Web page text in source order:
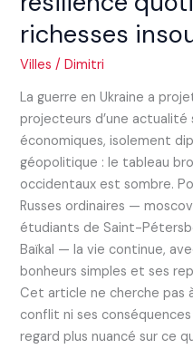
richesses
Villes /Dimitri
La guerre en Ukraine a
projecteurs d’une
économiques, isolement
géopolitique : le tableau
occidentaux est sombre.
Russes ordinaires —
étudiants de Saint-
Baïkal — la vie continue,
bonheurs simples et ses
Cet article ne cherche pas
conflit ni ses
regard plus nuancé sur ce